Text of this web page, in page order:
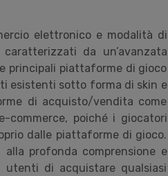
elettronico e modalità di
da un’avanzata
principali piattaforme di gioco
esistenti sotto forma di skin e
di acquisto/vendita come
poiché i giocatori
dalle piattaforme di gioco.
profonda comprensione e
utenti di acquistare qualsiasi